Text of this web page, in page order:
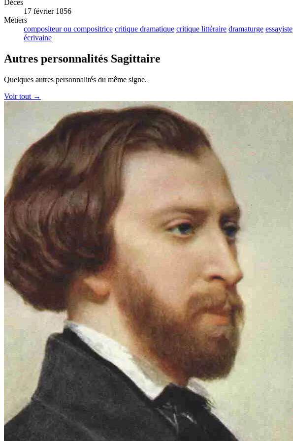
Décès
17 février 1856
Métiers
compositeur ou compositrice critique dramatique critique littéraire dramaturge essayiste
écrivaine
Autres personnalités Sagittaire
Quelques autres personnalités du même signe.
Voir tout →